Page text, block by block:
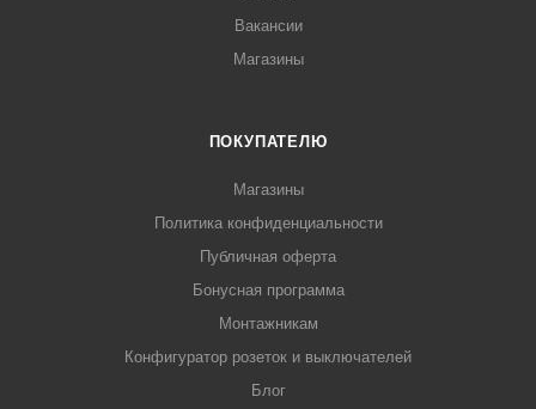
Вакансии
Магазины
ПОКУПАТЕЛЮ
Магазины
Политика конфиденциальности
Публичная оферта
Бонусная программа
Монтажникам
Конфигуратор розеток и выключателей
Блог